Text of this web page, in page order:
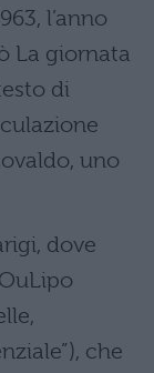
l’anno
La giornata
di
uno
dove
che